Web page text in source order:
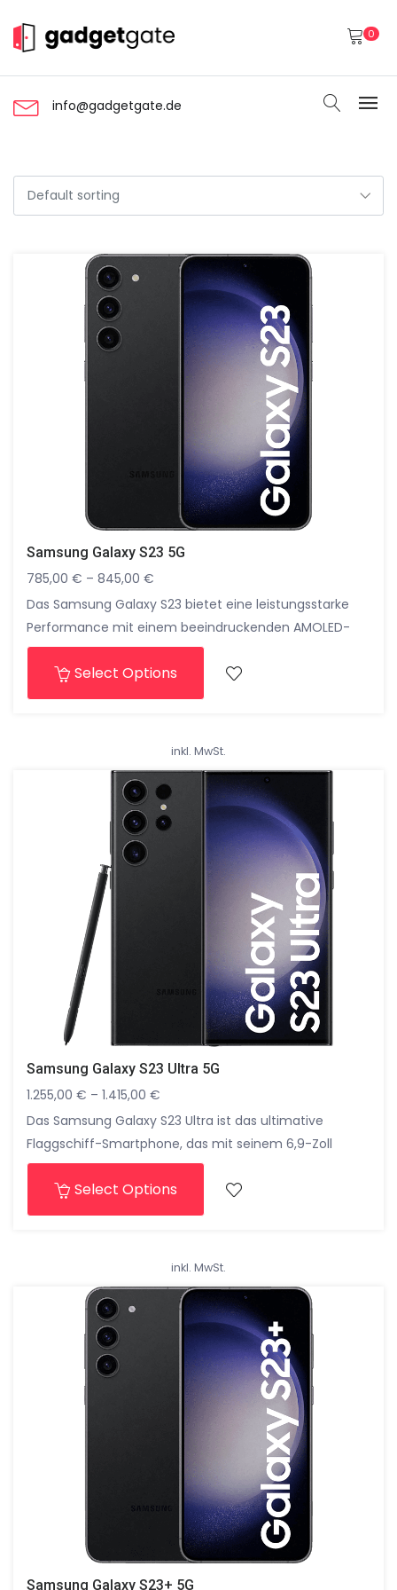
0
info@gadgetgate.de
Samsung Galaxy S23 5G
785,00 € – 845,00 €
Das Samsung Galaxy S23 bietet eine leistungsstarke
Performance mit einem beeindruckenden AMOLED-
Display und einer professionellen Kamera für brillante
Aufnahmen. Genießen Sie ultraschnelle 5G-
Konnektivität, lange Akkulaufzeit und modernste
optimieren. Mit seinem eleganten Design und intuitiver
Benutzeroberfläche setzt das Galaxy S23 neue
Maßstäbe für ein herausragendes Smartphone-
Select Options
inkl. MwSt.
Samsung Galaxy S23 Ultra 5G
1.255,00 € – 1.415,00 €
Das Samsung Galaxy S23 Ultra ist das ultimative
Flaggschiff-Smartphone, das mit seinem 6,9-Zoll
Dynamic AMOLED 2X Display, revolutionärer Quad-
Kamera mit 200-Megapixel-Hauptsensor und
leistungsstarkem Prozessor beeindruckt. Erlebe
in einem Gerät, das alle Erwartungen übertrifft.
Select Options
inkl. MwSt.
Samsung Galaxy S23+ 5G